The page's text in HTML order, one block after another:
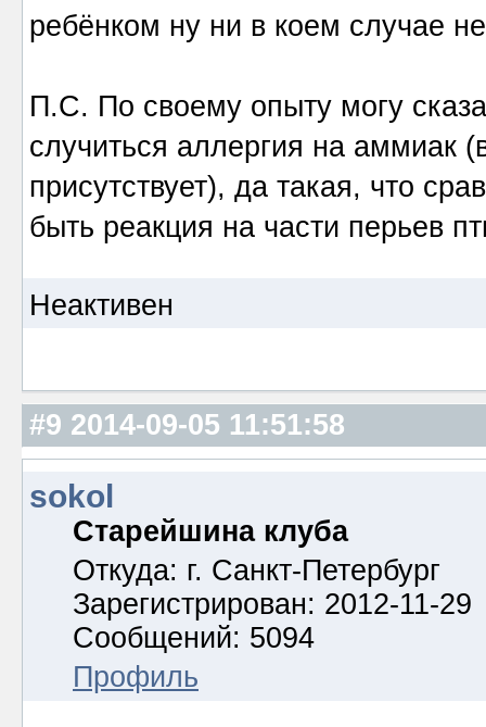
ребёнком ну ни в коем случае
П.С. По своему опыту могу
случиться аллергия на аммиак
присутствует), да такая, что
быть реакция на части перьев
Неактивен
#9 2014-09-05 11:51:58
sokol
Старейшина клуба
Откуда: г. Санкт-Петербург
Зарегистрирован: 2012-11-29
Сообщений: 5094
Профиль